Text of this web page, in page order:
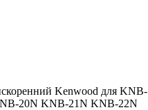
Kenwood для
20N KNB-21N KNB-22N